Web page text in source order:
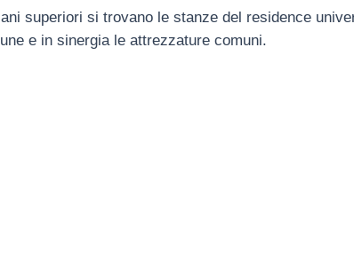
superiori si trovano le stanze del residence
e in sinergia le attrezzature comuni.